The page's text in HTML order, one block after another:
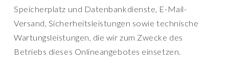
Speicherplatz und Datenbankdienste, E-Mail-
Versand, Sicherheitsleistungen sowie technische
Wartungsleistungen, die wir zum Zwecke des
Betriebs dieses Onlineangebotes einsetzen.